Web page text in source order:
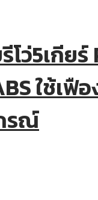
โว่5เกียร์
ใช้เฟื
รณ์